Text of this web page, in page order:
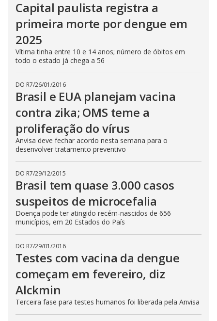
Capital paulista registra a
primeira morte por dengue em
2025
Vítima tinha entre 10 e 14 anos; número de óbitos em
todo o estado já chega a 56
DO R7/26/01/2016
Brasil e EUA planejam vacina
contra zika; OMS teme a
proliferação do vírus
Anvisa deve fechar acordo nesta semana para o
desenvolver tratamento preventivo
DO R7/29/12/2015
Brasil tem quase 3.000 casos
suspeitos de microcefalia
Doença pode ter atingido recém-nascidos de 656
municípios, em 20 Estados do País
DO R7/29/01/2016
Testes com vacina da dengue
começam em fevereiro, diz
Alckmin
Terceira fase para testes humanos foi liberada pela Anvisa